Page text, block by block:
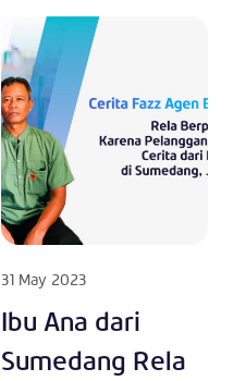
31 May 2023
Ibu Ana dari
Sumedang Rela